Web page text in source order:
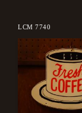
LCM 7740